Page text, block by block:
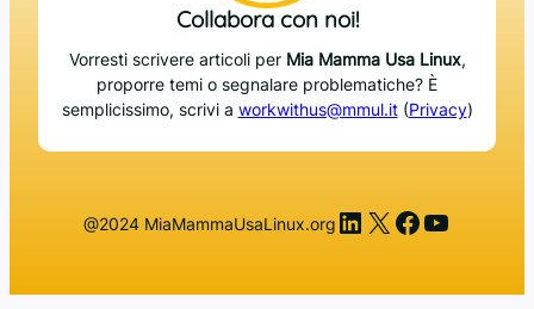
Collabora con noi!
Vorresti scrivere articoli per Mia Mamma Usa Linux,
proporre temi o segnalare problematiche? È
semplicissimo, scrivi a workwithus@mmul.it(Privacy)
@2024 MiaMammaUsaLinux.org LinkedIn
X Facebook